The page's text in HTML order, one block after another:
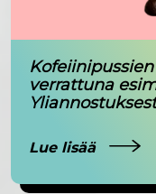
verrattuna
Lue lisää